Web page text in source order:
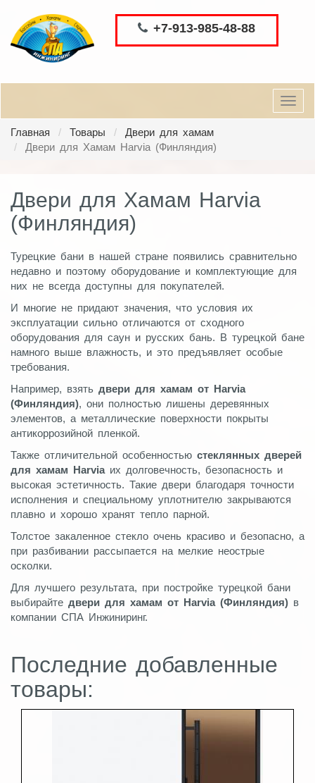
+7-913-985-48-88
Главная
Товары
Двери для хамам
Двери для Хамам Harvia (Финляндия)
Двери для Хамам Harvia
(Финляндия)
Турецкие бани в нашей стране появились сравнительно
недавно и поэтому оборудование и комплектующие для
них не всегда доступны для покупателей.
И многие не придают значения, что условия их
эксплуатации сильно отличаются от сходного
оборудования для саун и русских бань. В турецкой бане
намного выше влажность, и это предъявляет особые
требования.
Например, взять двери для хамам от Harvia
(Финляндия), они полностью лишены деревянных
элементов, а металлические поверхности покрыты
антикоррозийной пленкой.
Также отличительной особенностью стеклянных дверей
для хамам Harviaих долговечность, безопасность и
высокая эстетичность. Такие двери благодаря точности
исполнения и специальному уплотнителю закрываются
плавно и хорошо хранят тепло парной.
Толстое закаленное стекло очень красиво и безопасно, а
при разбивании рассыпается на мелкие неострые
осколки.
Для лучшего результата, при постройке турецкой бани
выбирайте двери для хамам от Harvia (Финляндия) в
компании СПА Инжиниринг.
Последние добавленные
товары: